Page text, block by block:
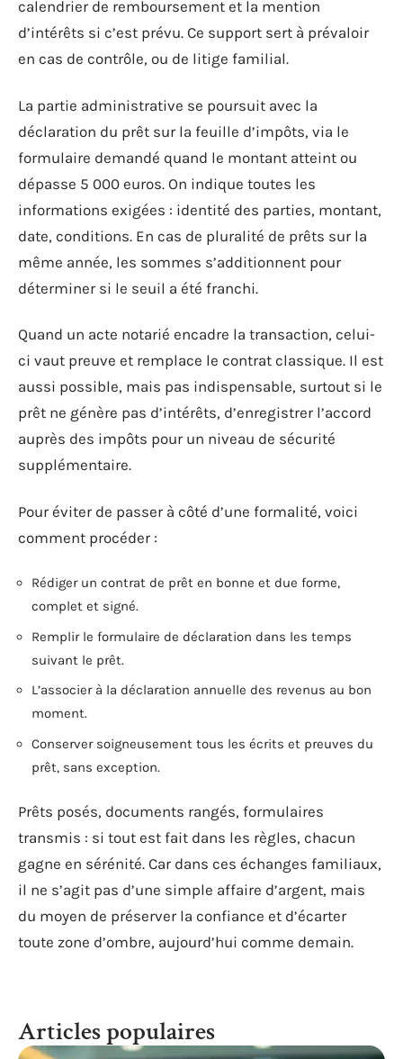
calendrier de remboursement et la mention
d’intérêts si c’est prévu. Ce support sert à prévaloir
en cas de contrôle, ou de litige familial.
La partie administrative se poursuit avec la
déclaration du prêt sur la feuille d’impôts, via le
formulaire demandé quand le montant atteint ou
dépasse 5 000 euros. On indique toutes les
informations exigées : identité des parties, montant,
date, conditions. En cas de pluralité de prêts sur la
même année, les sommes s’additionnent pour
déterminer si le seuil a été franchi.
Quand un acte notarié encadre la transaction, celui-
ci vaut preuve et remplace le contrat classique. Il est
aussi possible, mais pas indispensable, surtout si le
prêt ne génère pas d’intérêts, d’enregistrer l’accord
auprès des impôts pour un niveau de sécurité
supplémentaire.
Pour éviter de passer à côté d’une formalité, voici
comment procéder :
Rédiger un contrat de prêt en bonne et due forme,
complet et signé.
Remplir le formulaire de déclaration dans les temps
suivant le prêt.
L’associer à la déclaration annuelle des revenus au bon
moment.
Conserver soigneusement tous les écrits et preuves du
prêt, sans exception.
Prêts posés, documents rangés, formulaires
transmis : si tout est fait dans les règles, chacun
gagne en sérénité. Car dans ces échanges familiaux,
il ne s’agit pas d’une simple affaire d’argent, mais
du moyen de préserver la confiance et d’écarter
toute zone d’ombre, aujourd’hui comme demain.
Articles populaires